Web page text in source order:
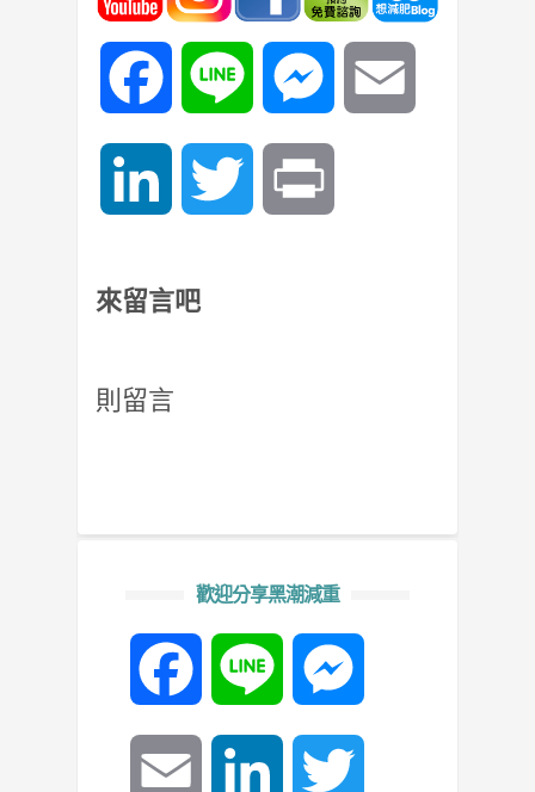
Facebook Line Messenger
LinkedIn Twitter
來留言吧
則留言
歡迎分享黑潮減重
Facebook Line
Email LinkedIn